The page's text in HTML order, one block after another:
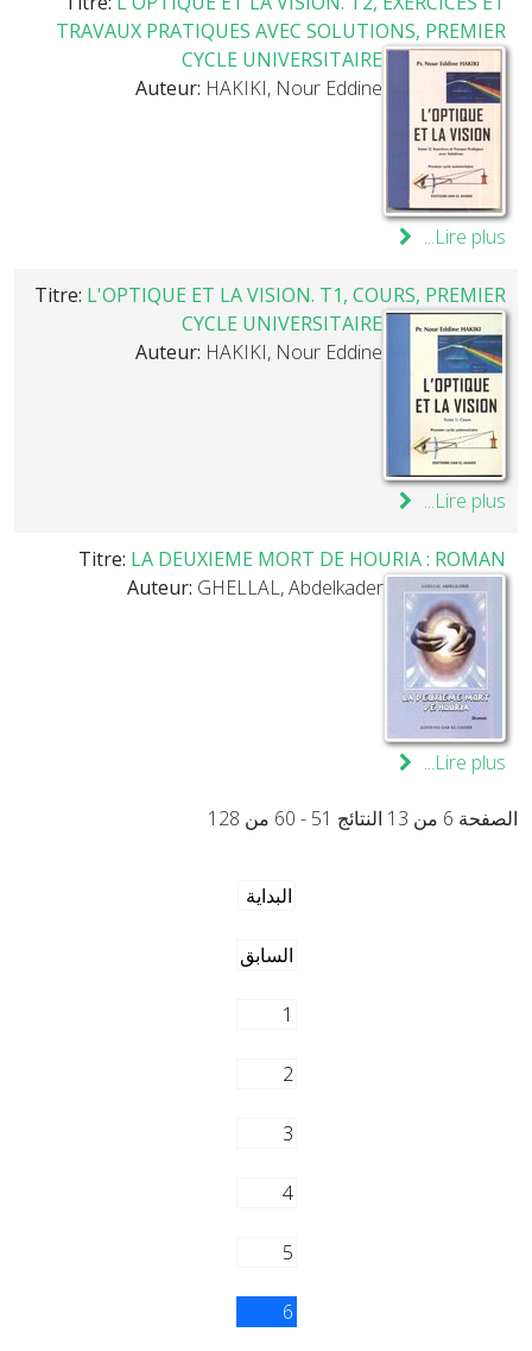
TRAVAUX PRATIQUES AVEC SOLUTIONS, PREMIER
CYCLE UNIVERSITAIRE
Auteur: HAKIKI, Nour Eddine
Lire plus...
Titre: L'OPTIQUE ET LA VISION. T1, COURS, PREMIER
CYCLE UNIVERSITAIRE
Auteur: HAKIKI, Nour Eddine
Lire plus...
Titre: LA DEUXIEME MORT DE HOURIA : ROMAN
Auteur: GHELLAL, Abdelkader
Lire plus...
الصفحة 6 من 13 النتائج 51 - 60 من 128
البداية
السابق
1
2
3
4
5
6